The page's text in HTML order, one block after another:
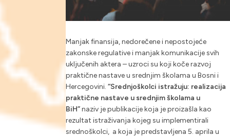
Manjak finansija, nedorečene i nepostojeće
zakonske regulative i manjak komunikacije svih
uključenih aktera – uzroci su koji koče razvoj
praktične nastave u srednjim školama u Bosni i
Hercegovini.“Srednjoškolci istražuju: realizacija
praktične nastave u srednjim školama u
BiH”naziv je publikacije koja je proizašla kao
rezultat istraživanja kojeg su implementirali
srednoškolci, a koja je predstavljena 5. aprila u